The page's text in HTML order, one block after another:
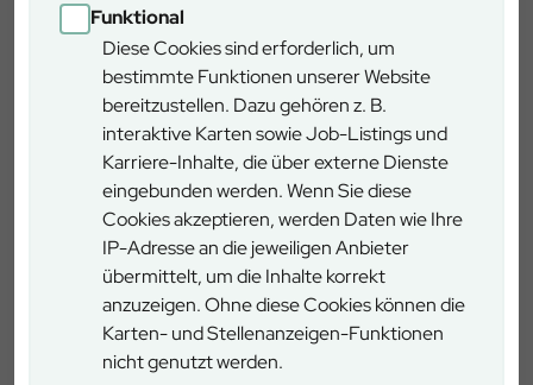
Funktional
Diese Cookies sind erforderlich, um
bestimmte Funktionen unserer Website
bereitzustellen. Dazu gehören z. B.
interaktive Karten sowie Job-Listings und
Karriere-Inhalte, die über externe Dienste
eingebunden werden. Wenn Sie diese
Cookies akzeptieren, werden Daten wie Ihre
IP-Adresse an die jeweiligen Anbieter
übermittelt, um die Inhalte korrekt
anzuzeigen. Ohne diese Cookies können die
Karten- und Stellenanzeigen-Funktionen
nicht genutzt werden.
Skulpturenweg im Ebersberger Forst. Das
Ausstellungsprojekt findet in freier Natur statt und wird die
Arbeiten im Wandel der Jahreszeiten mit verschiedenen
Licht- und Natureinflüssen zeigen.
Wasserburg
Walderlebnispfad Klosterau
Er befindet sich im gleichnamigen Waldgebiet und ist Teil
des rund 2.000 Hektar großen Daxenthaler und
Holzfelder Forstes. Das Wort „Au“ zeigt die unmittelbare
Nähe zur Alz an. Auf dem ca. zwei Kilometer langen Weg
können Sie vieles entdecken, erfahren und lernen und ich